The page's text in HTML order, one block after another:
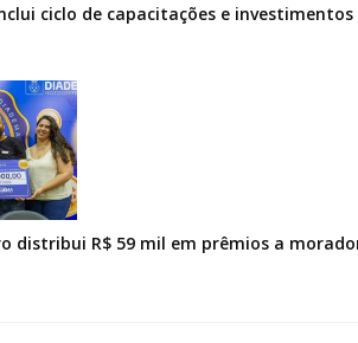
ciclo de capacitações e
distribui R$ 59 mil em prêmios a